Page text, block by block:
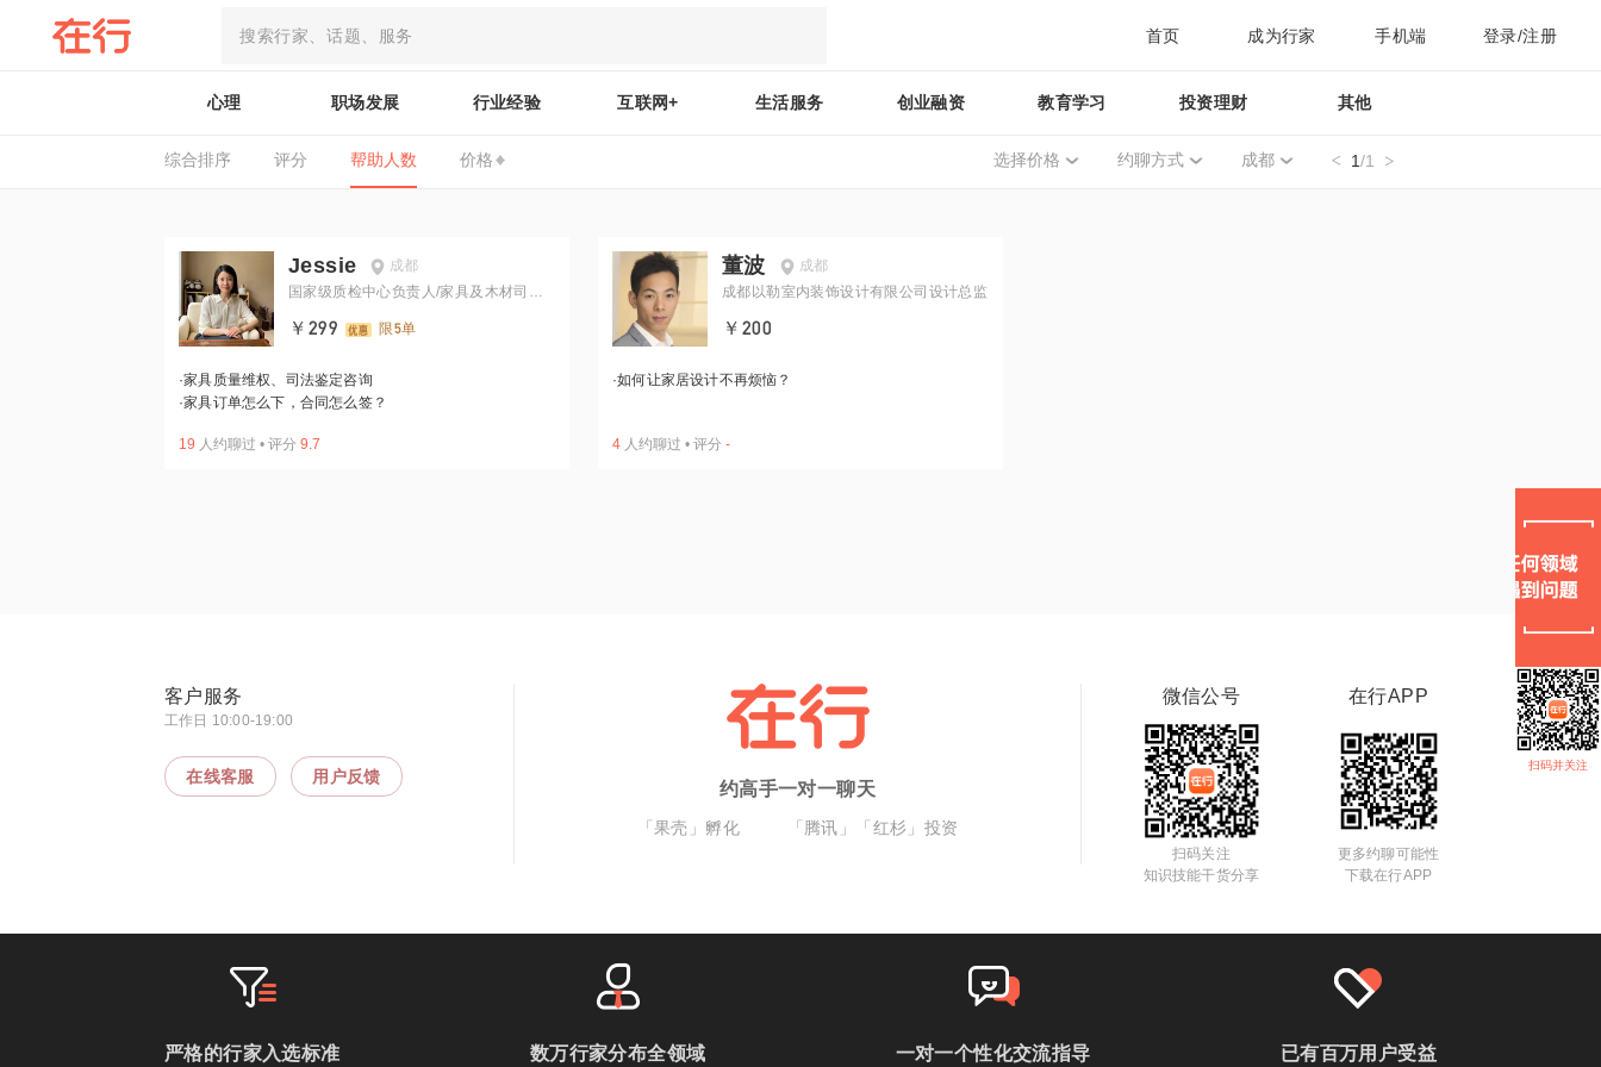
首页 成为行家 手机端 登录/注册
心理 职场发展 行业经验 互联网+ 生活服务 创业融资 教育学习 投资理财 其他
综合排序 评分 帮助人数 价格 选择价格 约聊方式 成都 1/1
Jessie
成都
国家级质检中心负责人/家具及木材司法
￥299 限5单
·家具质量维权、司法鉴定咨询
·家具订单怎么下，合同怎么签？
19 人约聊过 • 评分 9.7
董波
成都
成都以勒室内装饰设计有限公司设计总监
￥200
·如何让家居设计不再烦恼？
4 人约聊过 • 评分 -
扫码并关注
客户服务
工作日 10:00-19:00
在线客服 用户反馈
约高手一对一聊天
「果壳」孵化 「腾讯」「红杉」投资
微信公号
扫码关注
知识技能干货分享
在行APP
更多约聊可能性
下载在行APP
严格的行家入选标准 数万行家分布全领域 一对一个性化交流指导 已有百万用户受益